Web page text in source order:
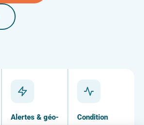
Alertes & géo-
Condition